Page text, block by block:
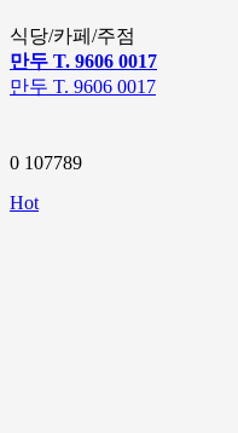
식당/카페/주점
만두 T. 9606 0017
만두 T. 9606 0017
0 107789
Hot